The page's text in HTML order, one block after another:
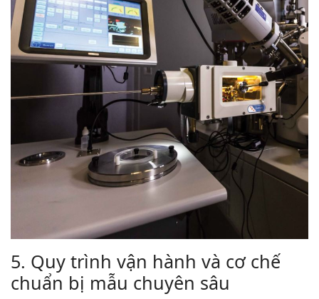
5. Quy trình vận hành và cơ chế
chuẩn bị mẫu chuyên sâu